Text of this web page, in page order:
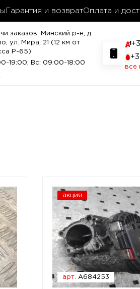
Гарантия и возвратОплата и
заказов: Минский р-н, д.
ул. Мира, 21 (12 км от
P-65)
19:00; Вс: 09:00-18:00
все
акция
арт. A684253